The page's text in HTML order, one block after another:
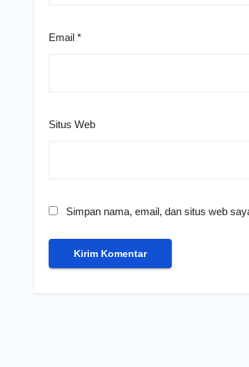
Email *
Situs Web
Simpan nama, email, dan situs web